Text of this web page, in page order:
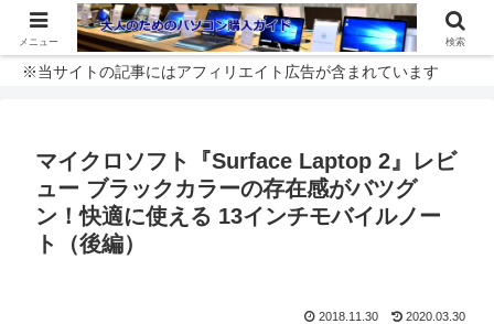
※当サイトの記事にはアフィリエイト広告が含まれています
マイクロソフト『Surface Laptop 2』レビ
ュー ブラックカラーの存在感がバツグ
ン！快適に使える 13インチモバイルノー
ト（後編）
2018.11.30 2020.03.30
メニュー 検索